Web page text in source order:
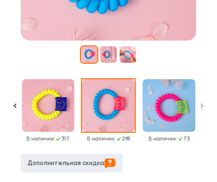
В наличии: 317 В наличии: 298 В наличии: 73
Дополнительная скидка